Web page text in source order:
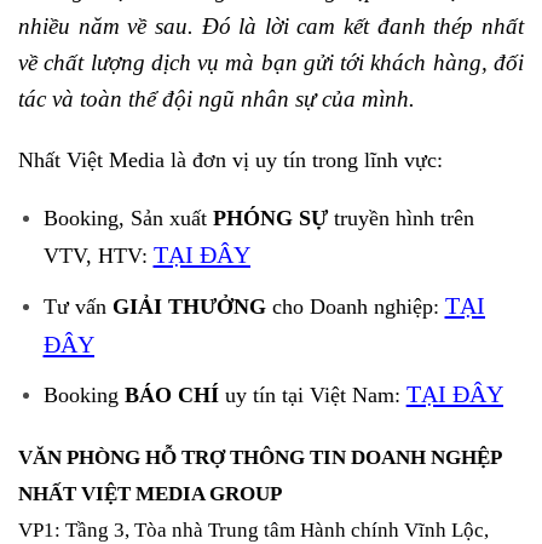
nhiều năm về sau. Đó là lời cam kết đanh thép nhất
về chất lượng dịch vụ mà bạn gửi tới khách hàng, đối
tác và toàn thể đội ngũ nhân sự của mình.
Nhất Việt Media là đơn vị uy tín trong lĩnh vực:
Booking, Sản xuất PHÓNG SỰtruyền hình trên
VTV, HTV: TẠI ĐÂY
Tư vấn GIẢI THƯỞNGcho Doanh nghiệp: TẠI
ĐÂY
Booking BÁO CHÍuy tín tại Việt Nam: TẠI ĐÂY
VĂN PHÒNG HỖ TRỢ THÔNG TIN DOANH NGHỆP
NHẤT VIỆT MEDIA GROUP
VP1: Tầng 3, Tòa nhà Trung tâm Hành chính Vĩnh Lộc,